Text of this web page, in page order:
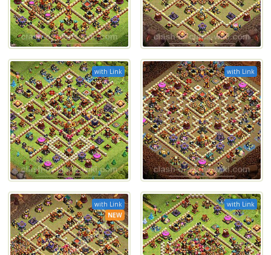
with Link with Link
with Link
NEW
with Link